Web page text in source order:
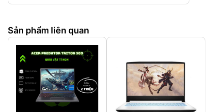
Sản phẩm liên quan